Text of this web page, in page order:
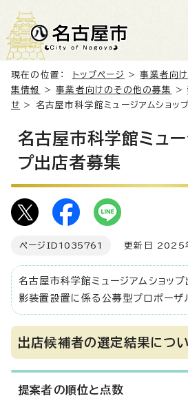
現在の位置： トップページ >事業者向
集情報
>事業者向けのその他の募集 >
せ > 名古屋市科学館ミュージアムショッ
名古屋市科学館ミュー
プ出店者募集
ページID 1035761 更新日 2025
名古屋市科学館ミュージアムショッ
影装置設置に係る公募型プロポーザ
出店候補者の選定結果につ
提案者の順位と点数